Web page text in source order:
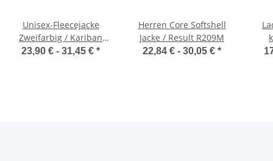
Unisex-Fleecejacke
Zweifarbig / Kariban
WK904
23,90 € - 31,45 € *
Herren Core Softshell
Jacke / Result R209M
22,84 € - 30,05 € *